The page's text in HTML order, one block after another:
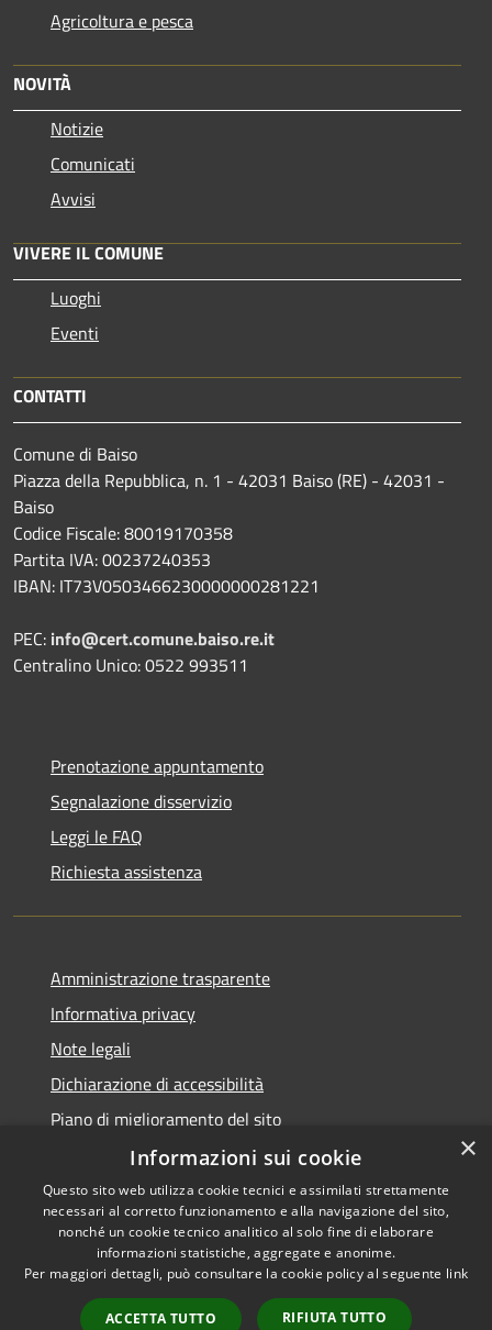
Agricoltura e pesca
NOVITÀ
Notizie
Comunicati
Avvisi
VIVERE IL COMUNE
Luoghi
Eventi
CONTATTI
Comune di Baiso
Piazza della Repubblica, n. 1 - 42031 Baiso (RE) - 42031 -
Baiso
Codice Fiscale: 80019170358
Partita IVA: 00237240353
IBAN: IT73V0503466230000000281221
PEC: info@cert.comune.baiso.re.it
Centralino Unico: 0522 993511
Prenotazione appuntamento
Segnalazione disservizio
Leggi le FAQ
Richiesta assistenza
Amministrazione trasparente
Informativa privacy
Note legali
Dichiarazione di accessibilità
Piano di miglioramento del sito
Accessibilità
Privacy
Copyright © 2026 • Comune di
Baiso • Powered by
Municipium•Accesso
redazione
×
Informazioni sui cookie
Questo sito web utilizza cookie tecnici e assimilati strettamente
necessari al corretto funzionamento e alla navigazione del sito,
nonché un cookie tecnico analitico al solo fine di elaborare
informazioni statistiche, aggregate e anonime.
Per maggiori dettagli, può consultare la cookie policy al seguente link
ACCETTA TUTTO RIFIUTA TUTTO